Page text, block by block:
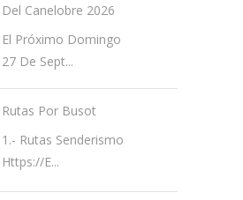
Del Canelobre 2026
El Próximo Domingo
27 De Sept...
Rutas Por Busot
1.- Rutas Senderismo
Https://e...